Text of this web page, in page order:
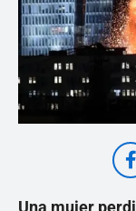
Una mujer